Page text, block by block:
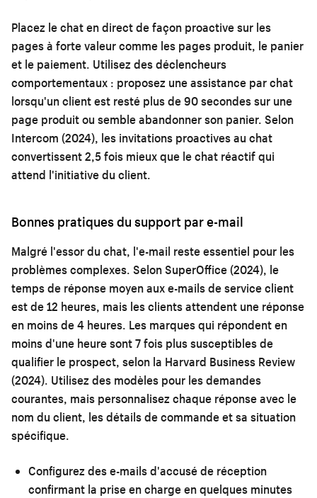
Placez le chat en direct de façon proactive sur les
pages à forte valeur comme les pages produit, le panier
et le paiement. Utilisez des déclencheurs
comportementaux : proposez une assistance par chat
lorsqu'un client est resté plus de 90 secondes sur une
page produit ou semble abandonner son panier. Selon
Intercom (2024), les invitations proactives au chat
convertissent 2,5 fois mieux que le chat réactif qui
attend l'initiative du client.
Bonnes pratiques du support par e-mail
Malgré l'essor du chat, l'e-mail reste essentiel pour les
problèmes complexes. Selon SuperOffice (2024), le
temps de réponse moyen aux e-mails de service client
est de 12 heures, mais les clients attendent une réponse
en moins de 4 heures. Les marques qui répondent en
moins d'une heure sont 7 fois plus susceptibles de
qualifier le prospect, selon la Harvard Business Review
(2024). Utilisez des modèles pour les demandes
courantes, mais personnalisez chaque réponse avec le
nom du client, les détails de commande et sa situation
spécifique.
Configurez des e-mails d'accusé de réception
confirmant la prise en charge en quelques minutes